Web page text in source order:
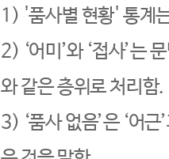
1) '품사별 현황' 통계
2) ‘어미’와 ‘접사’는
와 같은 층위로 처리함.
3) ‘품사 없음’은 ‘어